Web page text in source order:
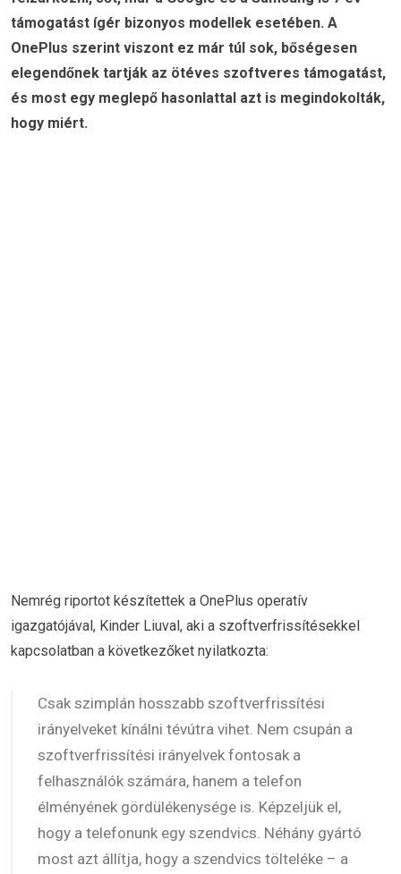
támogatást ígér bizonyos modellek esetében. A
OnePlus szerint viszont ez már túl sok, bőségesen
elegendőnek tartják az ötéves szoftveres támogatást,
és most egy meglepő hasonlattal azt is megindokolták,
hogy miért.
Nemrég riportot készítettek a OnePlus operatív
igazgatójával, Kinder Liuval, aki a szoftverfrissítésekkel
kapcsolatban a következőket nyilatkozta:
Csak szimplán hosszabb szoftverfrissítési
irányelveket kínálni tévútra vihet. Nem csupán a
szoftverfrissítési irányelvek fontosak a
felhasználók számára, hanem a telefon
élményének gördülékenysége is. Képzeljük el,
hogy a telefonunk egy szendvics. Néhány gyártó
most azt állítja, hogy a szendvics tölteléke – a